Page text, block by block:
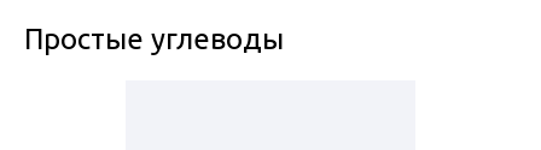
Простые углеводы